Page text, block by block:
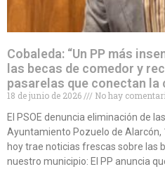
Cobaleda: “Un PP más
las becas de comedor y
pasarelas que conectan la
18 de junio de 2026
No hay
El PSOE denuncia eliminación de
Ayuntamiento Pozuelo de Alarcón,
hoy trae noticias frescas sobre las
nuestro municipio: El PP anuncia